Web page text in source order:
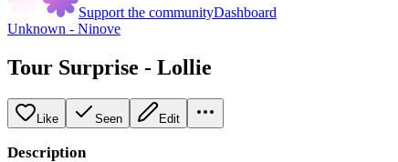
Support the communityDashboard
Unknown - Ninove
Tour Surprise - Lollie
Like Seen Edit
Description